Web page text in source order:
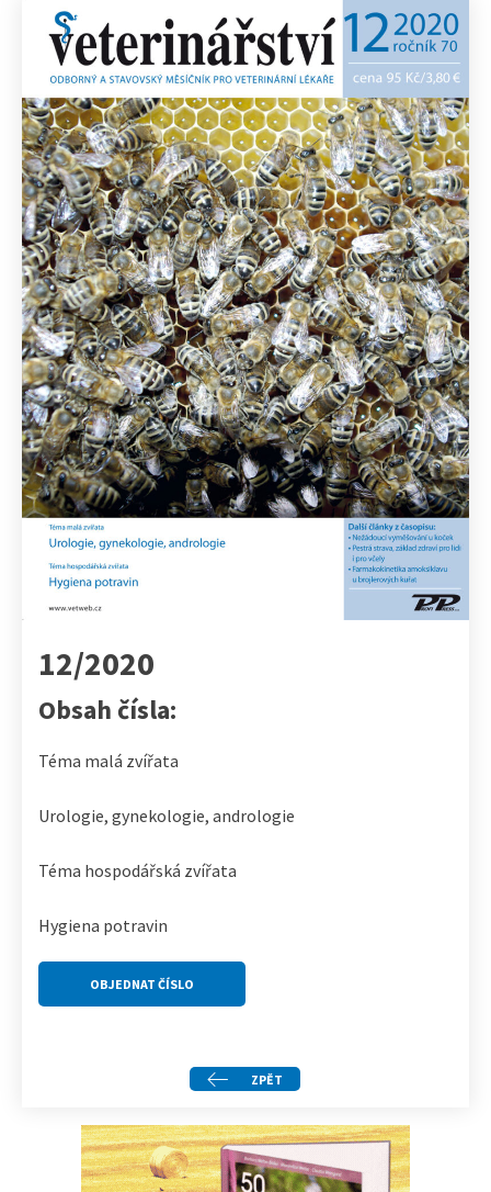
12/2020
Obsah čísla:
Téma malá zvířata
Urologie, gynekologie, andrologie
Téma hospodářská zvířata
Hygiena potravin
OBJEDNAT ČÍSLO
ZPĚT